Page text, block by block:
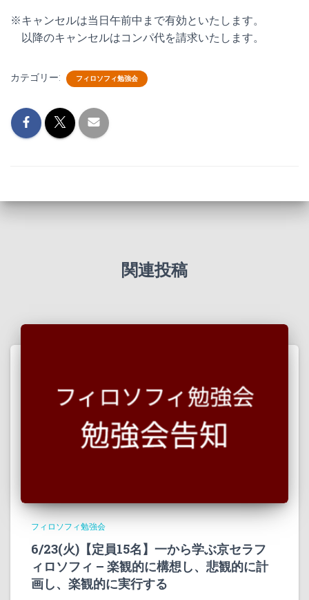
※キャンセルは当日午前中まで有効といたします。
以降のキャンセルはコンパ代を請求いたします。
カテゴリー: フィロソフィ勉強会
関連投稿
フィロソフィ勉強会
6/23(火)【定員15名】一から学ぶ京セラフ
ィロソフィ – 楽観的に構想し、悲観的に計
画し、楽観的に実行する